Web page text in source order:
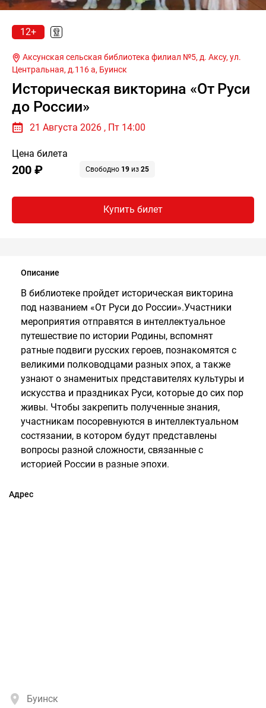
12+
Центральная, д.116 а, Буинск
Историческая викторина «От Руси
до России»
21 Августа 2026 , Пт 14:00
Цена билета
200 ₽ Свободно 19 из 25
Купить билет
Описание
В библиотеке пройдет историческая викторина
под названием «От Руси до России».Участники
мероприятия отправятся в интеллектуальное
путешествие по истории Родины, вспомнят
ратные подвиги русских героев, познакомятся с
великими полководцами разных эпох, а также
узнают о знаменитых представителях культуры и
искусства и праздниках Руси, которые до сих пор
живы. Чтобы закрепить полученные знания,
участникам посоревнуются в интеллектуальном
состязании, в котором будут представлены
вопросы разной сложности, связанные с
историей России в разные эпохи.
Адрес
Буинск